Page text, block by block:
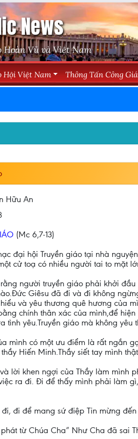
News
Hoàn Vũ và Việt Nam
Hội Việt Nam Thông Tấn Công
Hữu An
(Mc 6,7-13)
đại hội Truyền giáo tại nhà
cử toạ có nhiều người tai to mặt
người truyền giáo phải khởi
Giêsu đã đi và đi không
và yêu thương quê hương của
chính thân xác của mình,để
tình yêu.Truyền giáo mà không
mình có một ưu điểm là rất ngắn
Hiến Minh.Thầy siết tay mình
lời khen ngợi của Thầy làm mình
ra đi. Đi để thấy mình phải làm
đi, đi để mang sứ điệp Tin mừng
từ Chúa Cha” Như Cha đã sai